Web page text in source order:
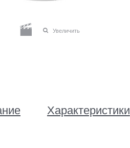
Увеличить
Характеристики